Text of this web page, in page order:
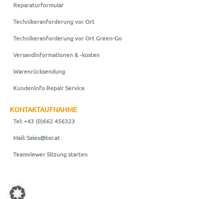
Reparaturformular
Technikeranforderung vor Ort
Technikeranforderung vor Ort Green-Go
Versandinformationen & -kosten
Warenrücksendung
Kundeninfo Repair Service
KONTAKTAUFNAHME
Tel: +43 (0)662 456323
Mail: Sales@bsr.at
Teamviewer Sitzung starten